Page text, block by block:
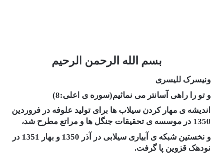
بسم الله الرحمن الرحیم
ونیسرک للیسری
و تو را راهی آسانتر می نمائیم(سوره ی اعلی:8)
اندیشه ی مهار کردن سیلاب ها برای تولید علوفه در فروردین
1350 در موسسه ی تحقیقات جنگل ها و مراتع مطرح شد،
و نخستین شبکه ی آبیاری سیلابی در آذر 1350 و بهار 1351 در
نودهک قزوین پا گرفت.